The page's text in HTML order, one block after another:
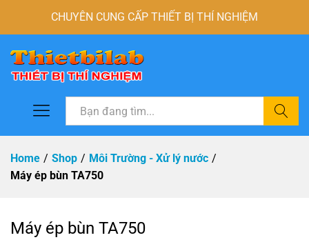
CHUYÊN CUNG CẤP THIẾT BỊ THÍ NGHIỆM
Tìm
Home / Shop / Môi Trường - Xử lý nước /
Máy ép bùn TA750
Máy ép bùn TA750